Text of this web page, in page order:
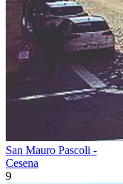
San Mauro Pascoli -
Cesena
9